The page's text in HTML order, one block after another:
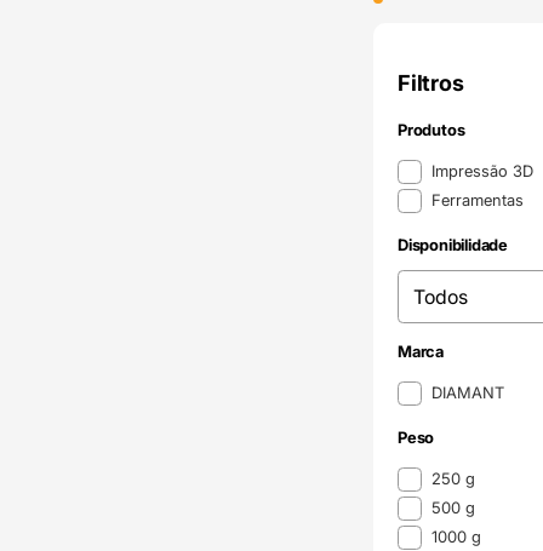
Filtros
Produtos
ProdutosImpressão 3D
Ferramentas
Disponibilidade
Disponibilidade
Disponibilidade
Marca
MarcaDIAMANT
Peso
Peso250 g
500 g
1000 g